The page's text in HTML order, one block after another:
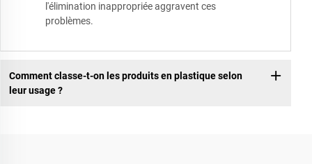
l'élimination inappropriée aggravent ces
problèmes.
Comment classe-t-on les produits en plastique selon
leur usage ?